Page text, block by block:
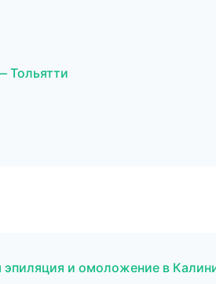
Тольятти
и омоложение в